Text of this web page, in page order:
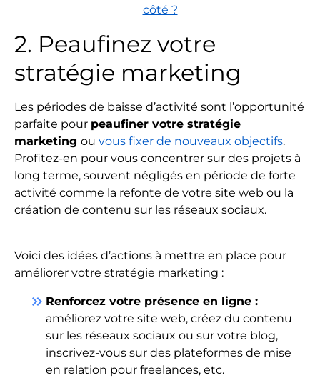
côté ?
2. Peaufinez votre
stratégie marketing
Les périodes de baisse d’activité sont l’opportunité
parfaite pour peaufiner votre stratégie
marketing ou vous fixer de nouveaux objectifs.
Profitez-en pour vous concentrer sur des projets à
long terme, souvent négligés en période de forte
activité comme la refonte de votre site web ou la
création de contenu sur les réseaux sociaux.
Voici des idées d’actions à mettre en place pour
améliorer votre stratégie marketing :
keyboard_double_arrow_right Renforcez votre présence en ligne :
améliorez votre site web, créez du contenu
sur les réseaux sociaux ou sur votre blog,
inscrivez-vous sur des plateformes de mise
en relation pour freelances, etc.